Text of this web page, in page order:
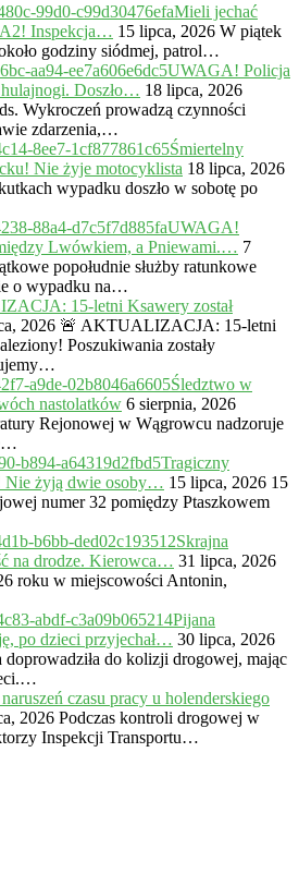
Mieli jechać
A2! Inspekcja… 15 lipca, 2026 W piątek
godziny siódmej, patrol…
UWAGA! Policja
Doszło… 18 lipca, 2026
Wykroczeń prowadzą czynności
zdarzenia,…
Śmiertelny
Nie żyje motocyklista 18 lipca, 2026
wypadku doszło w sobotę po
UWAGA!
Lwówkiem, a Pniewami.… 7
popołudnie służby ratunkowe
o wypadku na…
15-letni Ksawery został
2026 🚨 AKTUALIZACJA: 15-letni
Poszukiwania zostały
Śledztwo w
nastolatków 6 sierpnia, 2026
Rejonowej w Wągrowcu nadzoruje
Tragiczny
Nie żyją dwie osoby… 15 lipca, 2026 15
numer 32 pomiędzy Ptaszkowem
Skrajna
na drodze. Kierowca… 31 lipca, 2026
roku w miejscowości Antonin,
Pijana
po dzieci przyjechał… 30 lipca, 2026
doprowadziła do kolizji drogowej, mając
czasu pracy u holenderskiego
2026 Podczas kontroli drogowej w
Inspekcji Transportu…